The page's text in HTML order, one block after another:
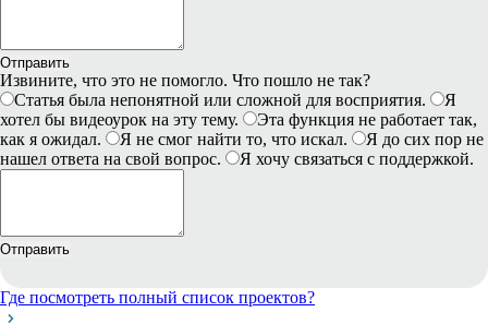
Отправить
Извините, что это не помогло. Что пошло не так?
Статья была непонятной или сложной для восприятия.
Я
хотел бы видеоурок на эту тему.
Эта функция не работает так,
как я ожидал.
Я не смог найти то, что искал.
Я до сих пор не
нашел ответа на свой вопрос.
Я хочу связаться с поддержкой.
Отправить
Где посмотреть полный список проектов?